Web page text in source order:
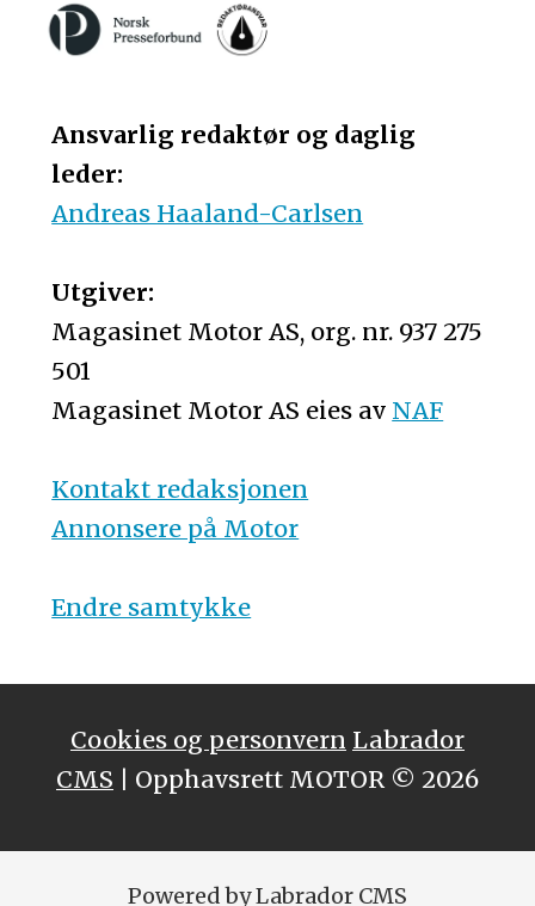
Ansvarlig redaktør og daglig
leder:
Andreas Haaland-Carlsen
Utgiver:
Magasinet Motor AS, org. nr. 937 275
501
Magasinet Motor AS eies av NAF
Kontakt redaksjonen
Annonsere på Motor
Endre samtykke
Cookies og personvern Labrador
CMS | Opphavsrett MOTOR © 2026
Powered by Labrador CMS